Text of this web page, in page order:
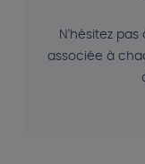
N'hésitez
associée à